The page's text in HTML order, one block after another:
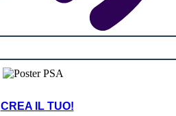
CREA IL TUO!